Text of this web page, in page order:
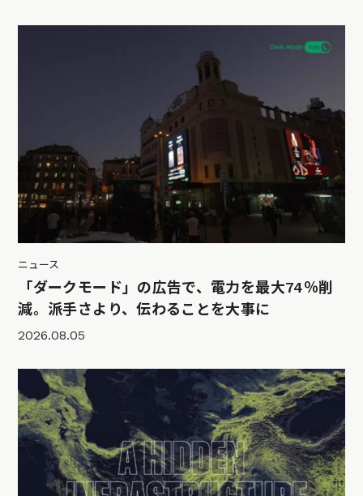
ニュース
「ダークモード」の広告で、電力を最大74％削
減。派手さより、伝わることを大事に
2026.08.05